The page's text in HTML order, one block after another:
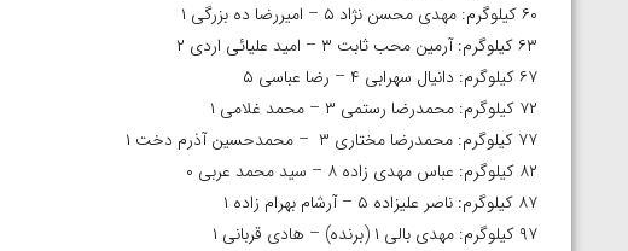
۶۰ کیلوگرم: مهدی محسن نژاد ۵ – امیررضا ده بزرگی ۱
۶۳ کیلوگرم: آرمین محب ثابت ۳ – امید علیائی اردی ۲
۶۷ کیلوگرم: دانیال سهرابی ۴ – رضا عباسی ۵
۷۲ کیلوگرم: محمدرضا رستمی ۳ – محمد غلامی ۱
۷۷ کیلوگرم: محمدرضا مختاری ۳ – محمدحسین آذرم دخت ۱
۸۲ کیلوگرم: عباس مهدی زاده ۸ – سید محمد عربی ۰
۸۷ کیلوگرم: ناصر علیزاده ۵ – آرشام بهرام زاده ۱
۹۷ کیلوگرم: مهدی بالی ۱ (برنده) – هادی قربانی ۱
آمویان از
ویدیو؛ صعود حسن یزدانی به فینال المپیک با برتری مقابل
ناظم امینه